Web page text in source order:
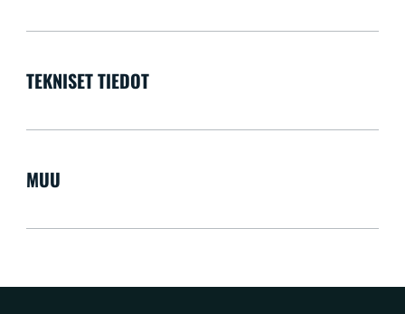
TEKNISET TIEDOT
MUU